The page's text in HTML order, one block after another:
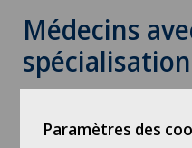
Médecins
spécialisation
Paramètres des